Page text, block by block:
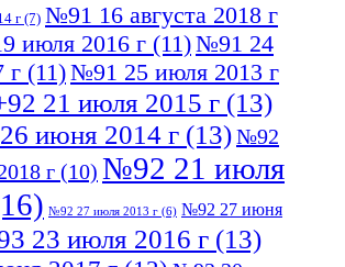
г (7) №91 16 августа 2018 г
июля 2016 г (11)№91 24
г (11)№91 25 июля 2013 г
21 июля 2015 г (13)
июня 2014 г (13)№92
г (10) №92 21 июля
№92 27 июля 2013 г (6) №92 27 июня
23 июля 2016 г (13)